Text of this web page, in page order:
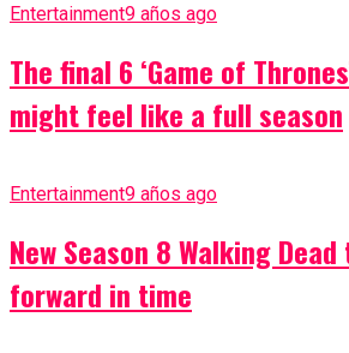
Entertainment9 años ago
The final 6 ‘Game of
might feel like a full season
Entertainment9 años ago
New Season 8 Walking
forward in time